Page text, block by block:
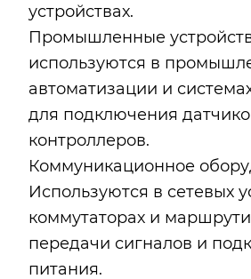
устройствах.
Промышленные
используются в
автоматизации и
для подключения
контроллеров.
Коммуникационное
Используются в сетевых
коммутаторах и
передачи сигналов и
питания.